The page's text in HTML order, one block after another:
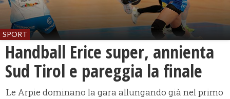
SPORT
Handball Erice super, annienta
Sud Tirol e pareggia la finale
Le Arpie dominano la gara allungando già nel primo